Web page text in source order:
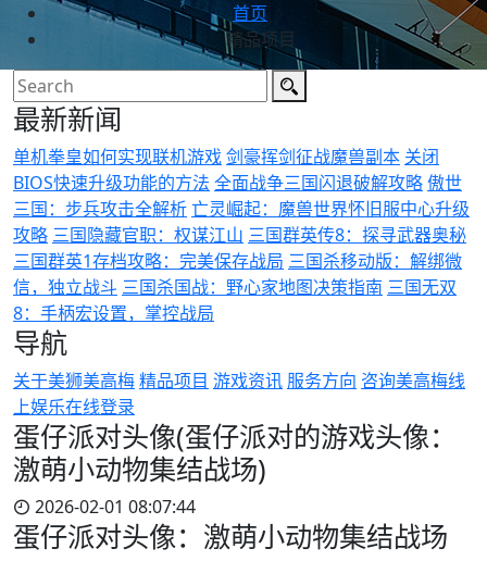
首页
精品项目
最新新闻
单机拳皇如何实现联机游戏剑豪挥剑征战魔兽副本 关闭
BIOS快速升级功能的方法 全面战争三国闪退破解攻略傲世
三国：步兵攻击全解析亡灵崛起：魔兽世界怀旧服中心升级
攻略 三国隐藏官职：权谋江山 三国群英传8：探寻武器奥秘
三国群英1存档攻略：完美保存战局 三国杀移动版：解绑微
信，独立战斗 三国杀国战：野心家地图决策指南 三国无双
8：手柄宏设置，掌控战局
导航
关于美狮美高梅精品项目 游戏资讯 服务方向 咨询美高梅线
上娱乐在线登录
蛋仔派对头像(蛋仔派对的游戏头像：
激萌小动物集结战场)
2026-02-01 08:07:44
蛋仔派对头像：激萌小动物集结战场